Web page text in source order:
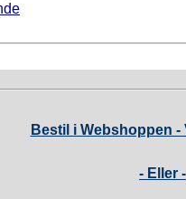
Bestil i Webshoppen
- Eller -